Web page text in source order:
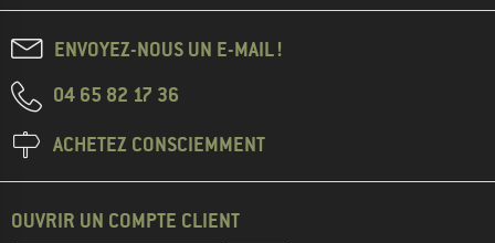
ENVOYEZ-NOUS UN E-MAIL !
04 65 82 17 36
ACHETEZ CONSCIEMMENT
OUVRIR UN COMPTE CLIENT